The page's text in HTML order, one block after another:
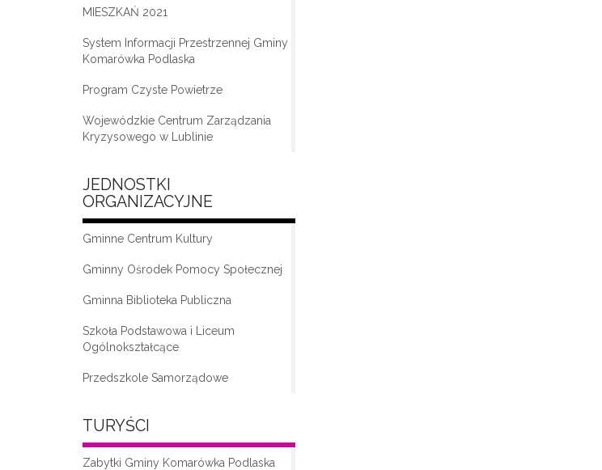
MIESZKAŃ 2021
System Informacji Przestrzennej Gminy
Komarówka Podlaska
Program Czyste Powietrze
Wojewódzkie Centrum Zarządzania
Kryzysowego w Lublinie
JEDNOSTKI
ORGANIZACYJNE
Gminne Centrum Kultury
Gminny Ośrodek Pomocy Społecznej
„Moda na seniora – klub seniora w
Gminna Biblioteka Publiczna
Szkoła Podstawowa i Liceum
Ogólnokształcące
Przedszkole Samorządowe
TURYŚCI
Zabytki Gminy Komarówka Podlaska